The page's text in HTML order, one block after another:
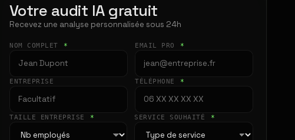
Votre audit IA gratuit
Recevez une analyse personnalisée sous 24h
NOM COMPLET * EMAIL PRO *
ENTREPRISE TÉLÉPHONE *
TAILLE ENTREPRISE * SERVICE SOUHAITÉ *